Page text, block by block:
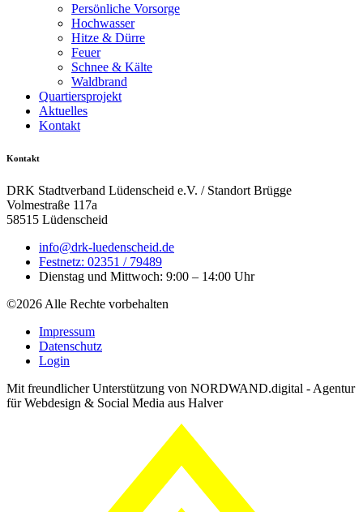
Persönliche Vorsorge
Hochwasser
Hitze & Dürre
Feuer
Schnee & Kälte
Waldbrand
Quartiersprojekt
Aktuelles
Kontakt
Kontakt
DRK Stadtverband Lüdenscheid e.V. / Standort Brügge
Volmestraße 117a
58515 Lüdenscheid
info@drk-luedenscheid.de
Festnetz: 02351 / 79489
Dienstag und Mittwoch: 9:00 – 14:00 Uhr
©2026 Alle Rechte vorbehalten
Impressum
Datenschutz
Login
Mit freundlicher Unterstützung von NORDWAND.digital - Agentur
für Webdesign & Social Media aus Halver